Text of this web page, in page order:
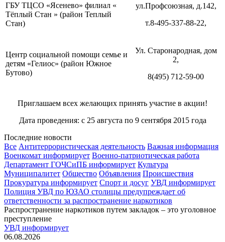
ГБУ ТЦСО «Ясенево» филиал «
Тёплый Стан » (район Теплый
Стан)
ул.Профсоюзная, д.142,
т.8-495-337-88-22,
Центр социальной помощи семье и
детям «Гелиос» (район Южное
Бутово)
Ул. Старонародная, дом
2,
8(495) 712-59-00
Приглашаем всех желающих принять участие в акции!
Дата проведения: с 25 августа по 9 сентября 2015 года
Последние новости
Все Антитеррористическая деятельность Важная информация
Военкомат информирует Военно-патриотическая работа
Департамент ГОЧСиПБ информирует Культура
Муниципалитет Общество Объявления Происшествия
Прокуратура информирует Спорт и досуг УВД информирует
Полиция УВД по ЮЗАО столицы предупреждает об
ответственности за распространение наркотиков
Распространение наркотиков путем закладок – это уголовное
преступление
УВД информирует
06.08.2026